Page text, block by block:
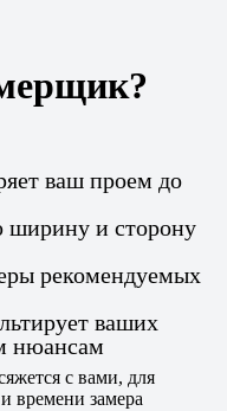
ваш проем до
и сторону
рекомендуемых
ваших
нюансам
с вами, для
времени замера